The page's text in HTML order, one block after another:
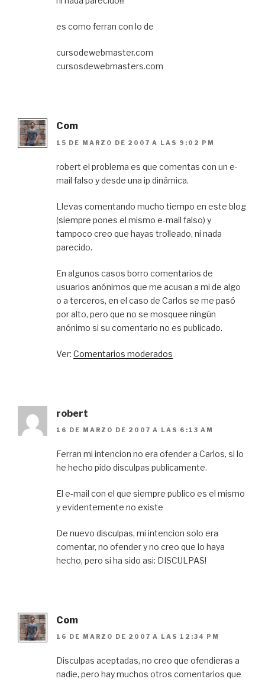
es como ferran con lo de
cursodewebmaster.com
cursosdewebmasters.com
Com
15 DE MARZO DE 2007 A LAS 9:02 PM
robert el problema es que comentas con un e-
mail falso y desde una ip dinámica.
Llevas comentando mucho tiempo en este blog
(siempre pones el mismo e-mail falso) y
tampoco creo que hayas trolleado, ni nada
parecido.
En algunos casos borro comentarios de
usuarios anónimos que me acusan a mi de algo
o a terceros, en el caso de Carlos se me pasó
por alto, pero que no se mosquee ningún
anónimo si su comentario no es publicado.
Ver: Comentarios moderados
robert
16 DE MARZO DE 2007 A LAS 6:13 AM
Ferran mi intencion no era ofender a Carlos, si lo
he hecho pido disculpas publicamente.
El e-mail con el que siempre publico es el mismo
y evidentemente no existe
De nuevo disculpas, mi intencion solo era
comentar, no ofender y no creo que lo haya
hecho, pero si ha sido asi: DISCULPAS!
Com
16 DE MARZO DE 2007 A LAS 12:34 PM
Disculpas aceptadas, no creo que ofendieras a
nadie, pero hay muchos otros comentarios que